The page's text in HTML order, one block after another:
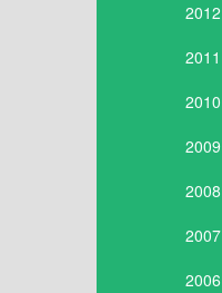
2012
2011
2010
2009
2008
2007
2006